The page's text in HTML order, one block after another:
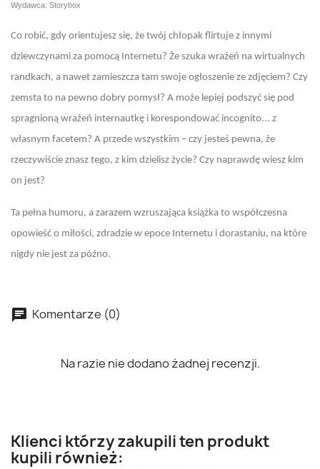
Wydawca: Storybox
Co robić, gdy orientujesz się, że twój chłopak flirtuje z innymi
dziewczynami za pomocą Internetu? Że szuka wrażeń na wirtualnych
randkach, a nawet zamieszcza tam swoje ogłoszenie ze zdjęciem? Czy
zemsta to na pewno dobry pomysł? A może lepiej podszyć się pod
spragnioną wrażeń internautkę i korespondować incognito... z
własnym facetem? A przede wszystkim – czy jesteś pewna, że
rzeczywiście znasz tego, z kim dzielisz życie? Czy naprawdę wiesz kim
on jest?
Ta pełna humoru, a zarazem wzruszająca książka to współczesna
opowieść o miłości, zdradzie w epoce Internetu i dorastaniu, na które
nigdy nie jest za późno.
Komentarze (0)
Na razie nie dodano żadnej recenzji.
Klienci którzy zakupili ten produkt
kupili również: